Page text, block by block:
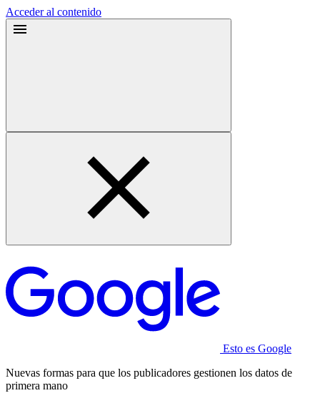
Acceder al contenido
Esto es Google
Nuevas formas para que los publicadores gestionen los datos de
primera mano